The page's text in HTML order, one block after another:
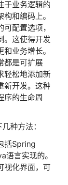
于业务逻辑的
和编码上。
配置选项，
。这使得开发
业务增长。
都是可扩展
轻松地添加新
新开发。这种
序的生命周
种方法：
括Spring
言实现的。
视化界面，可